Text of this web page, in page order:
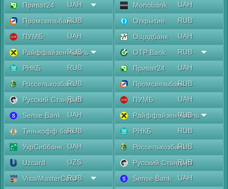
Приват24
UAH
ПромсвязьбанкRUB
ПУМБ
UAH
Райффайзен Аваль
RUB
РНКБ
RUB
РоссельхозбанкRUB
Русский Стандарт
RUB
Sense Bank
UAH
Тинькофф банкRUB
УкрСиббанк
UAH
Uzcard
UZS
Visa/MasterCard
RUB
Monobank
UAH
Открытие
RUB
Ощадбанк
UAH
OTP Bank
RUB
Приват24
UAH
ПромсвязьбанкRUB
ПУМБ
UAH
Райффайзен Аваль
RUB
РНКБ
RUB
РоссельхозбанкRUB
Русский Стандарт
RUB
Sense Bank
UAH